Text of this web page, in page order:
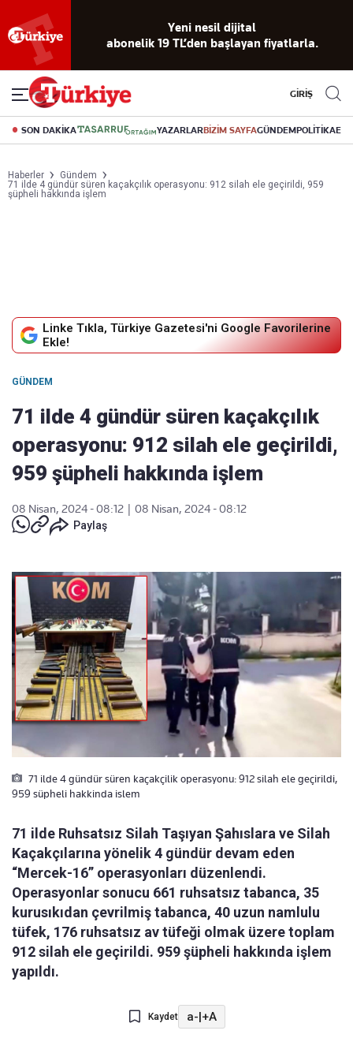
Yeni nesil dijital
abonelik 19 TL’den başlayan fiyatlarla.
GİRİŞ
SON DAKİKA YAZARLARBİZİM SAYFAGÜNDEMPOLİTİKA
Haberler
Gündem
71 ilde 4 gündür süren kaçakçılık operasyonu: 912 silah ele geçirildi, 959
şüpheli hakkında işlem
Linke Tıkla, Türkiye Gazetesi'ni Google Favorilerine
Ekle!
GÜNDEM
71 ilde 4 gündür süren kaçakçılık
operasyonu: 912 silah ele geçirildi,
959 şüpheli hakkında işlem
08 Nisan, 2024 - 08:12
08 Nisan, 2024 - 08:12
Paylaş
71 ilde 4 gündür süren kaçakçilik operasyonu: 912 silah ele geçirildi,
959 süpheli hakkinda islem
71 ilde Ruhsatsız Silah Taşıyan Şahıslara ve Silah
Kaçakçılarına yönelik 4 gündür devam eden
“Mercek-16” operasyonları düzenlendi.
Operasyonlar sonucu 661 ruhsatsız tabanca, 35
kurusıkıdan çevrilmiş tabanca, 40 uzun namlulu
tüfek, 176 ruhsatsız av tüfeği olmak üzere toplam
912 silah ele geçirildi. 959 şüpheli hakkında işlem
yapıldı.
Kaydet a-|+A